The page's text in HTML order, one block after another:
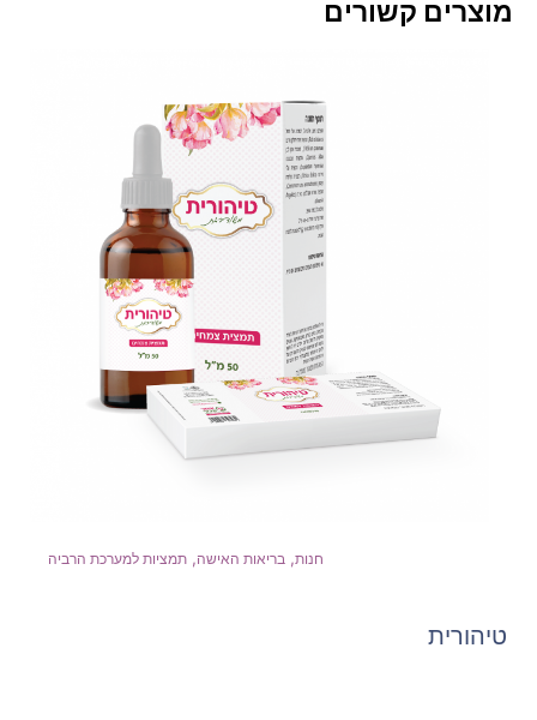
מוצרים קשורים
חנות, בריאות האישה, תמציות למערכת הרביה
טיהורית